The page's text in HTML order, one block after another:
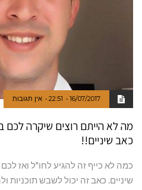
16/07/2017
22:51 אין תגובות
מה לא הייתם רוצים שיקרה
כאב שיניים!!
כמה לא כייף זה להגיע לחו"ל ואז
שיניים. כאב זה יכול לשבש תוכניות